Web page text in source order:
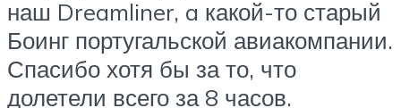
наш Dreamliner, a какой-то старый
Боинг португальской авиакомпании.
Спасибо хотя бы за то, что
долетели всего за 8 часов.